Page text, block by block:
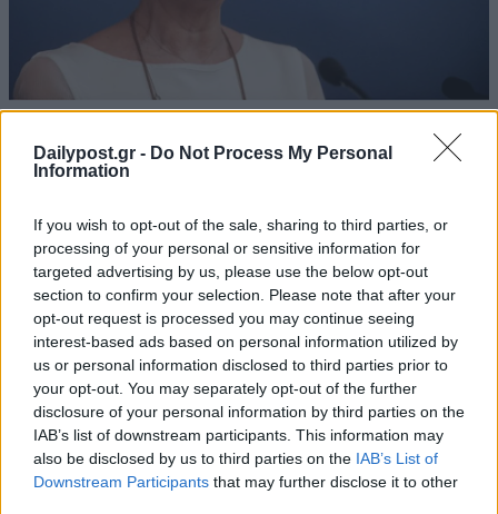
Dailypost.gr - Do Not Process My Personal
Information
If you wish to opt-out of the sale, sharing to third parties, or
processing of your personal or sensitive information for
targeted advertising by us, please use the below opt-out
section to confirm your selection. Please note that after your
opt-out request is processed you may continue seeing
interest-based ads based on personal information utilized by
us or personal information disclosed to third parties prior to
your opt-out. You may separately opt-out of the further
disclosure of your personal information by third parties on the
IAB’s list of downstream participants. This information may
also be disclosed by us to third parties on the IAB’s List of
Downstream Participants that may further disclose it to other